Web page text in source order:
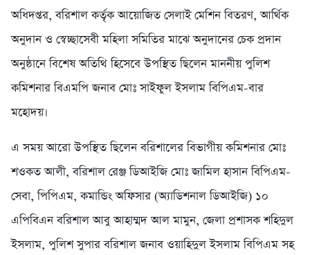
অধিদপ্তর, বরিশাল কর্তৃক আয়োজিত সেলাই মেশিন বিতরণ, আর্থিক
অনুদান ও স্বেচ্ছাসেবী মহিলা সমিতির মাঝে অনুদানের চেক প্রদান
অনুষ্ঠানে বিশেষ অতিথি হিসেবে উপস্থিত ছিলেন মাননীয় পুলিশ
কমিশনার বিএমপি জনাব মোঃ সাইফুল ইসলাম বিপিএম-বার
মহোদয়।
এ সময় আরো উপস্থিত ছিলেন বরিশালের বিভাগীয় কমিশনার মোঃ
শওকত আলী, বরিশাল রেঞ্জ ডিআইজি মোঃ জামিল হাসান বিপিএম-
সেবা, পিপিএম, কমান্ডিং অফিসার (অ্যাডিশনাল ডিআইজি) ১০
এপিবিএন বরিশাল আবু আহাম্মদ আল মামুন, জেলা প্রশাসক শহিদুল
ইসলাম, পুলিশ সুপার বরিশাল জনাব ওয়াহিদুল ইসলাম বিপিএম সহ